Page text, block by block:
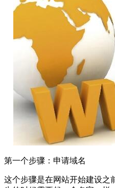
第一个步骤：申请域名
这个步骤是在网站开始建设之